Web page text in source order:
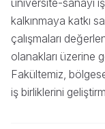
üniversite-sanayi
kalkınmaya katkı
çalışmaları
olanakları üzerine
Fakültemiz,
iş birliklerini